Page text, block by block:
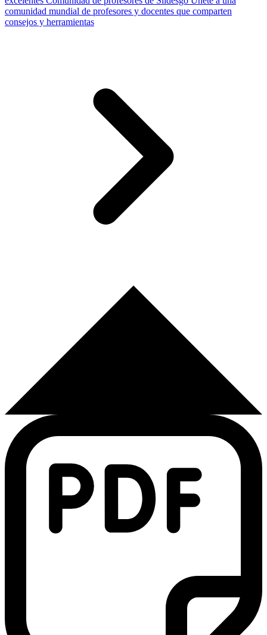
comunidad mundial de profesores y docentes que comparten
consejos y herramientas